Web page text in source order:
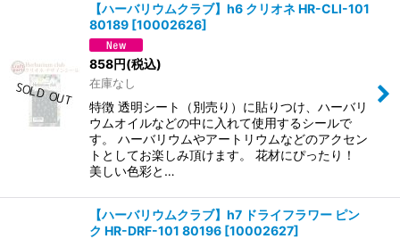
【ハーバリウムクラブ】h6 クリオネ HR-CLI-101
80189 [10002626]
858円(税込)
在庫なし
特徴 透明シート（別売り）に貼りつけ、ハーバリ
ウムオイルなどの中に入れて使用するシールで
す。 ハーバリウムやアートリウムなどのアクセン
トとしてお楽しみ頂けます。 花材にぴったり！
美しい色彩と…
【ハーバリウムクラブ】h7 ドライフラワー ピン
ク HR-DRF-101 80196 [10002627]